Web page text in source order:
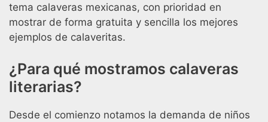
tema calaveras mexicanas, con prioridad en
mostrar de forma gratuita y sencilla los mejores
ejemplos de calaveritas.
¿Para qué mostramos calaveras
literarias?
Desde el comienzo notamos la demanda de niños